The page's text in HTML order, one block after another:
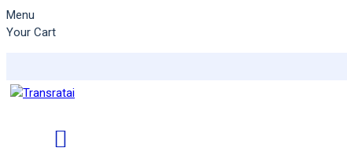
Menu
Your Cart